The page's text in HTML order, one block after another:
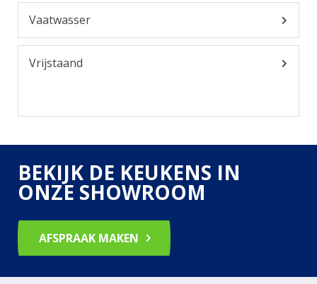
Vaatwasser
Vrijstaand
BEKIJK DE KEUKENS IN
ONZE SHOWROOM
AFSPRAAK MAKEN